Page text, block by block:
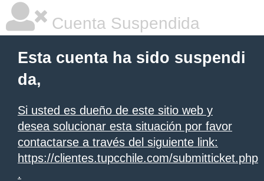
Cuenta Suspendida
Esta cuenta ha sido suspendi
da,
Si usted es dueño de este sitio web y
desea solucionar esta situación por favor
contactarse a través del siguiente link:
https://clientes.tupcchile.com/submitticket.php
.